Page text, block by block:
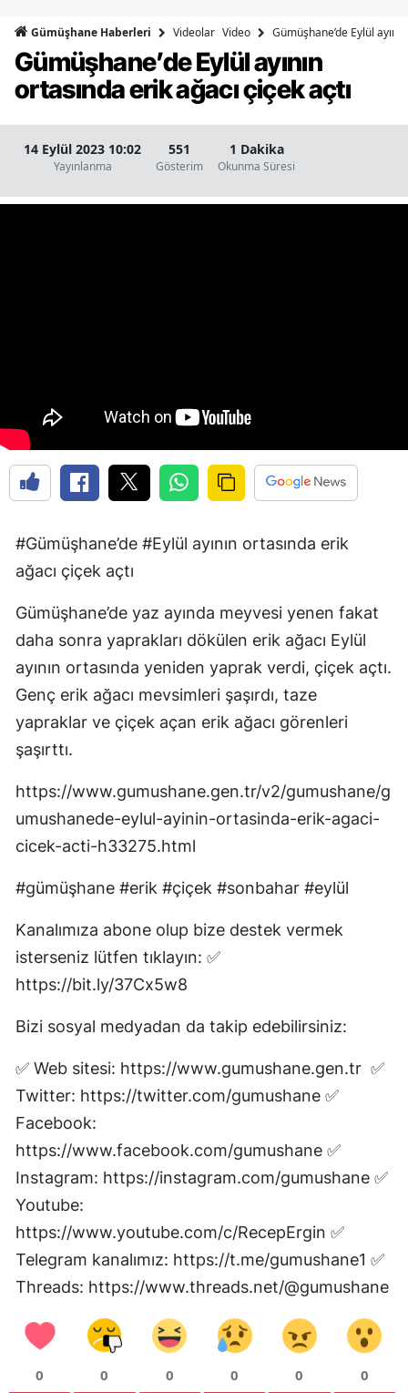
Bingöl
Bitlis
Burdur
Bursa
Edirne
Elazığ
Erzincan
Erzurum
Gaziantep
Gümüşhane
Hakkari
Isparta
İstanbul
Kayseri
Kırklareli
Kırşehir
Kocaeli
Konya
Malatya
Manisa
Kahramanmaraş
Gümüşhane Haberleri Videolar Video Gümüşhane’de Eylül
Gümüşhane’de Eylül ayının
ortasında erik ağacı çiçek açtı
14 Eylül 2023 10:02
Yayınlanma
551
Gösterim
1 Dakika
Okunma Süresi
#Gümüşhane’de #Eylül ayının ortasında erik
ağacı çiçek açtı
Gümüşhane’de yaz ayında meyvesi yenen fakat
daha sonra yaprakları dökülen erik ağacı Eylül
ayının ortasında yeniden yaprak verdi, çiçek açtı.
Genç erik ağacı mevsimleri şaşırdı, taze
yapraklar ve çiçek açan erik ağacı görenleri
şaşırttı.
https://www.gumushane.gen.tr/v2/gumushane/g
umushanede-eylul-ayinin-ortasinda-erik-agaci-
cicek-acti-h33275.html
#gümüşhane #erik #çiçek #sonbahar #eylül
Kanalımıza abone olup bize destek vermek
isterseniz lütfen tıklayın: ✅
https://bit.ly/37Cx5w8
Bizi sosyal medyadan da takip edebilirsiniz:
✅ Web sitesi: https://www.gumushane.gen.tr ✅
Twitter: https://twitter.com/gumushane ✅
Facebook:
https://www.facebook.com/gumushane ✅
Instagram: https://instagram.com/gumushane ✅
Youtube:
https://www.youtube.com/c/RecepErgin ✅
Telegram kanalımız: https://t.me/gumushane1 ✅
Threads: https://www.threads.net/@gumushane
0 0 0 0 0 0